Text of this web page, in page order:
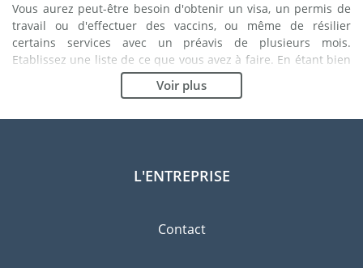
Vous aurez peut-être besoin d'obtenir un visa, un permis de
travail ou d'effectuer des vaccins, ou même de résilier
certains services avec un préavis de plusieurs mois.
Etablissez une liste de ce que vous avez à faire. En étant bien
organisé, vous vous assurez du bon déroulement de votre
Choisissez le bon déménageur
régulation indépendants tels que la FIDI vous permettront
qualité internes, la variété des emballages disponibles ainsi
Voir plus
L'ENTREPRISE
Contact